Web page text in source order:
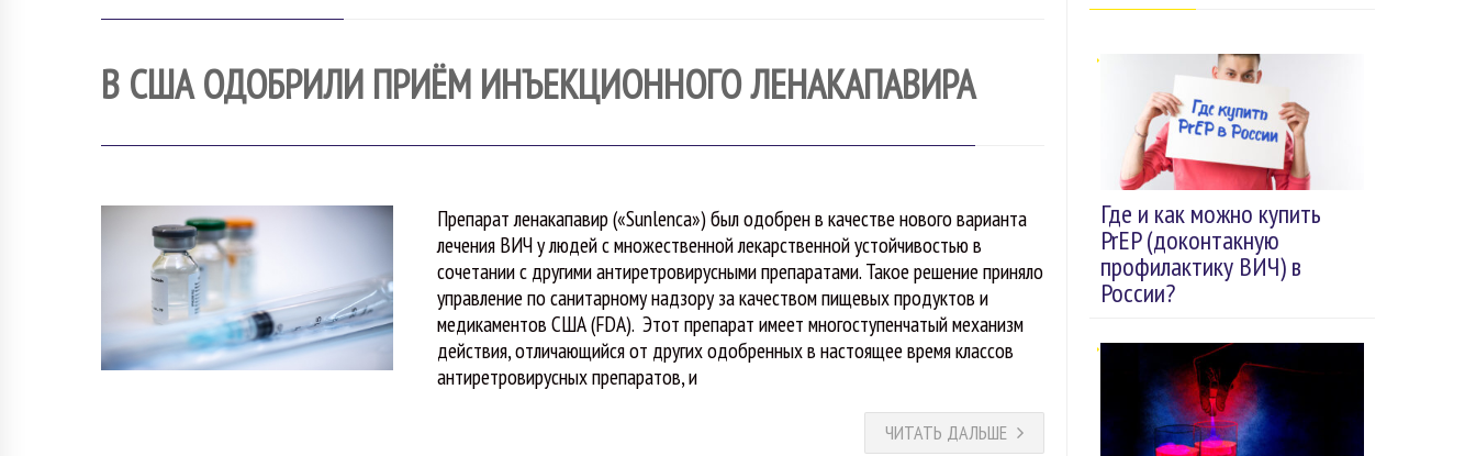
Где и как можно купить
PrEP (доконтакную
профилактику ВИЧ) в
России?
В США ОДОБРИЛИ ПРИЁМ ИНЪЕКЦИОННОГО ЛЕНАКАПАВИРА
Препарат ленакапавир («Sunlenca») был одобрен в качестве нового варианта
лечения ВИЧ у людей с множественной лекарственной устойчивостью в
сочетании с другими антиретровирусными препаратами. Такое решение приняло
управление по санитарному надзору за качеством пищевых продуктов и
медикаментов США (FDA). Этот препарат имеет многоступенчатый механизм
действия, отличающийся от других одобренных в настоящее время классов
антиретровирусных препаратов, и
ЧИТАТЬ ДАЛЬШЕ